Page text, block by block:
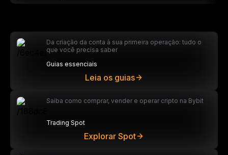
Da criação da conta à sua primeira operação: tudo o
que você precisa saber
Guias essenciais
Leia os guias
Saiba como comprar, vender e operar cripto na Bybit
Trading Spot
Explorar Spot